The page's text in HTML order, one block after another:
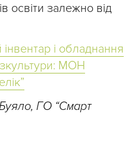
освіти залежно від
інвентар і обладнання
МОН
ГО “Смарт